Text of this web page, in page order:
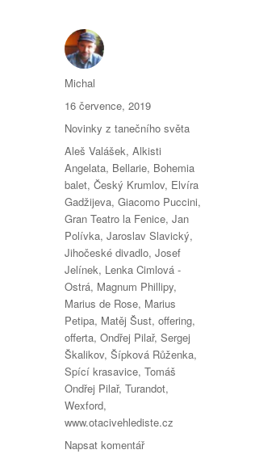
Autor:
Michal
Publikováno:
16 července, 2019
Rubriky:
Novinky z tanečního světa
Štítky:
Aleš Valášek,Alkisti
Angelata, Bellarie, Bohemia
balet,Český Krumlov, Elvíra
Gadžijeva,Giacomo Puccini,
Gran Teatro la Fenice,Jan
Polívka,Jaroslav Slavický,
Jihočeské divadlo,Josef
Jelínek, Lenka Cimlová -
Ostrá, Magnum Phillipy,
Marius de Rose, Marius
Petipa, Matěj Šust,offering,
offerta,Ondřej Pilař,Sergej
Škalikov,Šípková Růženka,
Spící krasavice,Tomáš
Ondřej Pilař,Turandot,
Wexford,
www.otacivehlediste.cz
Napsat komentářpro